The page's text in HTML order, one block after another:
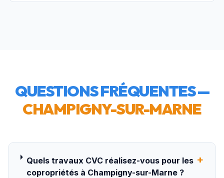
QUESTIONS FRÉQUENTES —
CHAMPIGNY-SUR-MARNE
Quels travaux CVC réalisez-vous pour les
copropriétés à Champigny-sur-Marne ?
+